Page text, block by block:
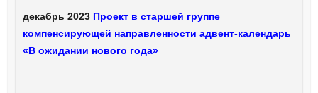
декабрь 2023 Проект в старшей группе
компенсирующей направленности адвент-календарь
«В ожидании нового года»